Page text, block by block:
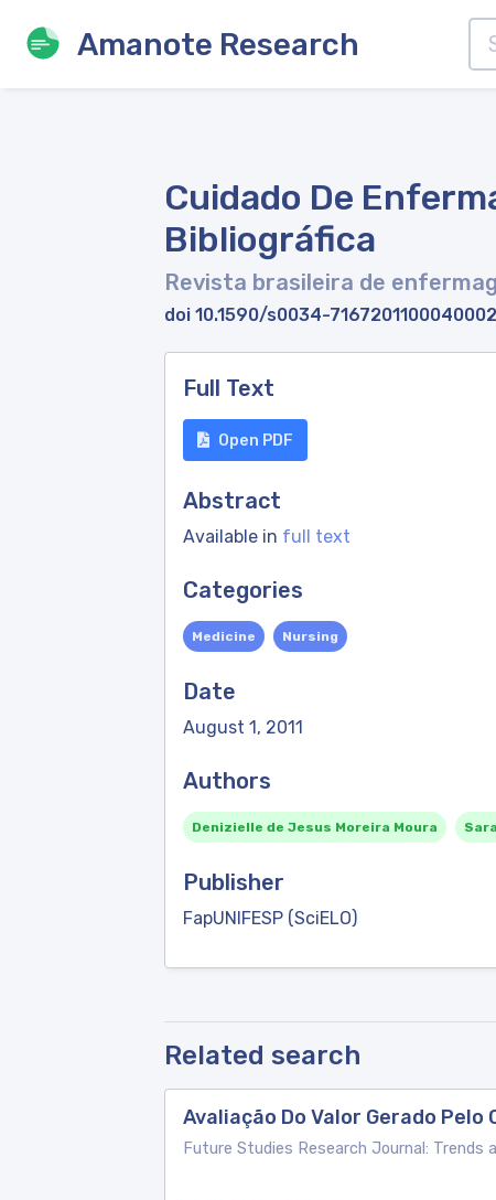
Amanote Research
Cuidado De
Bibliográfica
Revista brasileira de
doi 10.1590/s0034-
Full Text
Open PDF
Abstract
Available in full text
Categories
Medicine Nursing
Date
August 1, 2011
Authors
Denizielle de Jesus Moreira Moura
Publisher
FapUNIFESP (SciELO)
Related search
Avaliação Do Valor Gerado
Future Studies Research Journal: Trends